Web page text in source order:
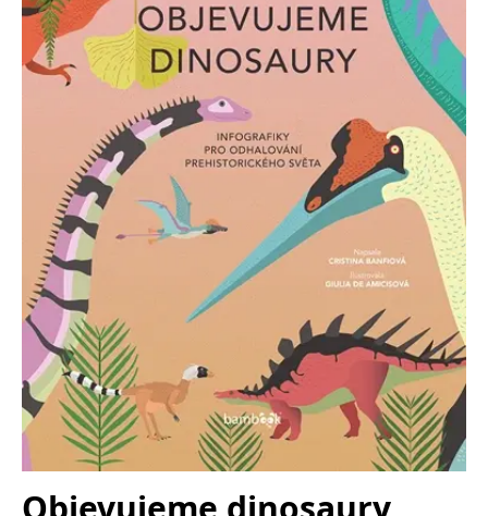
Nezbytné Analytické Marketingové
Funkční
Nezařazené soubory
Nezbytně nutné soubory cookie umožňují základní funkce webových
stránek, jako je přihlášení uživatele a správa účtu. Webové stránky nelze
bez nezbytně nutných souborů cookie správně používat.
Název
Provider /
Doména
Vyprší Popis
CookieScriptConsent
CookieScript
www.grada.cz
1 měsíc
Tento soubor
cookie
používá
Cookie-
Script.com k
zapamatování
předvoleb
souhlasu se
soubory
cookie
návštěvníků.
Je nutné, aby
banner
cookie
Cookie-
fungoval